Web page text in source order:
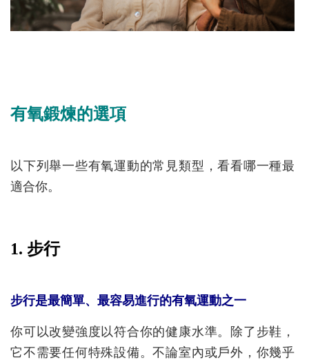
有氧鍛煉的選項
以下列舉一些有氧運動的常見類型，看看哪一種最
適合你。
1. 步行
步行是最簡單、最容易進行的有氧運動之一
你可以改變強度以符合你的健康水準。除了步鞋，
它不需要任何特殊設備。不論室內或戶外，你幾乎